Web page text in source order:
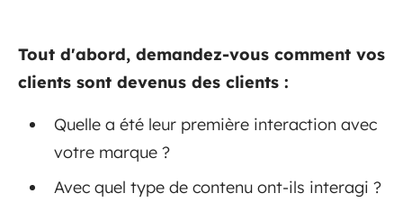
Tout d'abord, demandez-vous comment vos
clients sont devenus des clients :
Quelle a été leur première interaction avec
votre marque ?
Avec quel type de contenu ont-ils interagi ?